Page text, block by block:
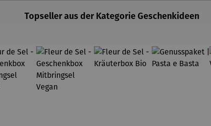
Topseller aus der Kategorie Geschenkideen